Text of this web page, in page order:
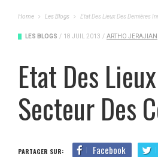
Home Les Blogs Etat Des Lieux Des Dernières
LES BLOGS / 18 JUIL 2013 / ARTHO JERAJIAN
Etat Des
Secteur Des
PARTAGER SUR: Facebook